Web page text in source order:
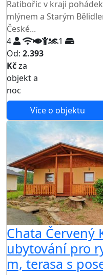
Ratibořic v kraji
mlýnem a Starým
České...
4
1
Od: 2.393
Kčza
objekt a
noc
Více o objektu
Chata Červený
ubytování pro
m, terasa s